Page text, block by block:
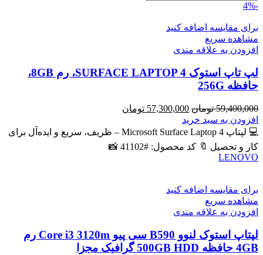
-4%
برای مقایسه اضافه کنید
مشاهده سریع
افزودن به علاقه مندی
لپ تاپ استوک SURFACE LAPTOP 4، رم 8GB،
حافظه 256G
59,400,000 تومان قیمت
اصلی
59,400,000 تومان
57,300,000 تومان
57,300,000 تومان
است.
افزودن به سبد خرید
💻 لپتاپ Microsoft Surface Laptop 4 – ظریف، سریع و ایده‌آل برای
کار و تحصیل 🔖 کد محصول: #41102 📸
LENOVO
برای مقایسه اضافه کنید
مشاهده سریع
افزودن به علاقه مندی
لپتاپ استوک لنوو B590 سی پیو Core i3 3120m رم
4GB حافظه 500GB HDD گرافیک مجزا